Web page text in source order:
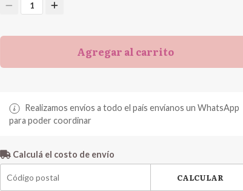
1
Agregar al carrito
Realizamos envíos a todo el país envíanos un WhatsApp
para poder coordinar
Calculá el costo de envío
CALCULAR